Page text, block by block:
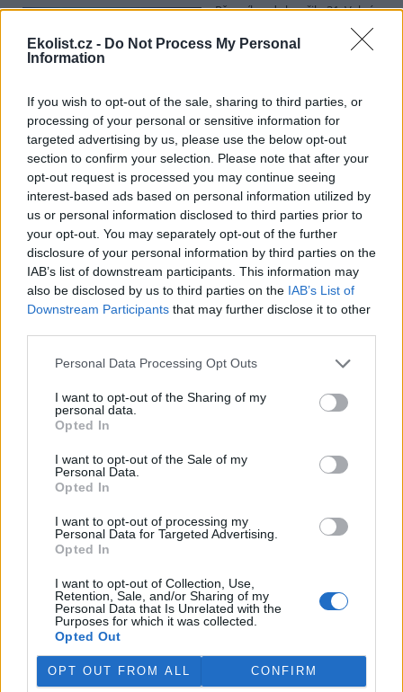
Ekolist.cz - Do Not Process My Personal
Information
If you wish to opt-out of the sale, sharing to third parties, or
processing of your personal or sensitive information for
targeted advertising by us, please use the below opt-out
section to confirm your selection. Please note that after your
opt-out request is processed you may continue seeing
interest-based ads based on personal information utilized by
us or personal information disclosed to third parties prior to
your opt-out. You may separately opt-out of the further
disclosure of your personal information by third parties on the
IAB’s list of downstream participants. This information may
also be disclosed by us to third parties on the IAB’s List of
Downstream Participants that may further disclose it to other
Personal Data Processing Opt Outs
I want to opt-out of the Sharing of my
personal data.
Opted In
I want to opt-out of the Sale of my
Personal Data.
Opted In
I want to opt-out of processing my
Personal Data for Targeted Advertising.
Opted In
I want to opt-out of Collection, Use,
Retention, Sale, and/or Sharing of my
Personal Data that Is Unrelated with the
Purposes for which it was collected.
Opted Out
OPT OUT FROM ALL CONFIRM
Přes víkend skončilo 31. Valné
shromáždění Mezinárodního
úřadu pro mořské dno (ISA),
jasně deklarovat, že snahy o nezákonnou hlubinnou těžbu
nebudou tolerovány.
Luboš Pavlovič: Veřejnost může do poloviny srpna
připomínkovat plavební kanál u Přelouče
3.8.2026
Diskuse: 16
Ministerstvo životního
prostředí oznámilo 14.
července 2026 zahájení
zjišťovacího řízení pro záměr
„Stupeň Přelouč II“ za asi 3,3
do Pardubic. Veřejnost může své vyjádření k vlivům této stavby na
životní prostředí poslat ministerstvu do 13. srpna 2026.
Kilian Kaminski: Evropa slibuje právo na opravu.
Budou ale opravy skutečně levnější?
Diskuse: 41
Členské státy nyní převádějí
legislativy. Podle společnosti
refurbed, evropským
marketplace s repasovanou elektronikou, však mohou i po
zavedení nových pravidel zůstat náklady na opravy natolik vysoké,
že pro spotřebitele bude stále výhodnější koupit nové zařízení.
Směrnice má přitom usnadnit opravy elektroniky i po skončení
záruční doby, zlepšit dostupnost náhradních dílů a zabránit
výrobcům, aby zásahy do zařízení zbytečně komplikovali nebo
znemožňovali. Nestanovuje však konkrétní cenový limit ani
způsob výpočtu ceny náhradních dílů a oprav.